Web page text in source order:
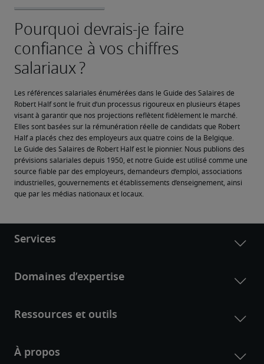
Les références salariales énumérées dans le Guide des Salaires de
Robert Half sont le fruit d’un processus rigoureux en plusieurs étapes
visant à garantir que nos projections reflètent fidèlement le marché.
Elles sont basées sur la rémunération réelle de candidats que Robert
Half a placés chez des employeurs aux quatre coins de la Belgique.
Le Guide des Salaires de Robert Half est le pionnier. Nous publions des
prévisions salariales depuis 1950, et notre Guide est utilisé comme une
source fiable par des employeurs, demandeurs d’emploi, associations
industrielles, gouvernements et établissements d’enseignement, ainsi
que par les médias nationaux et locaux.